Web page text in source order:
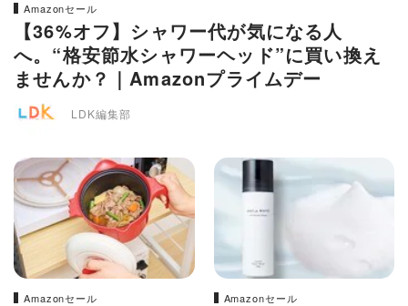
Amazonセール
【36%オフ】シャワー代が気になる人
へ。“格安節水シャワーヘッド”に買い換え
ませんか？｜Amazonプライムデー
LDK編集部
Amazonセール Amazonセール